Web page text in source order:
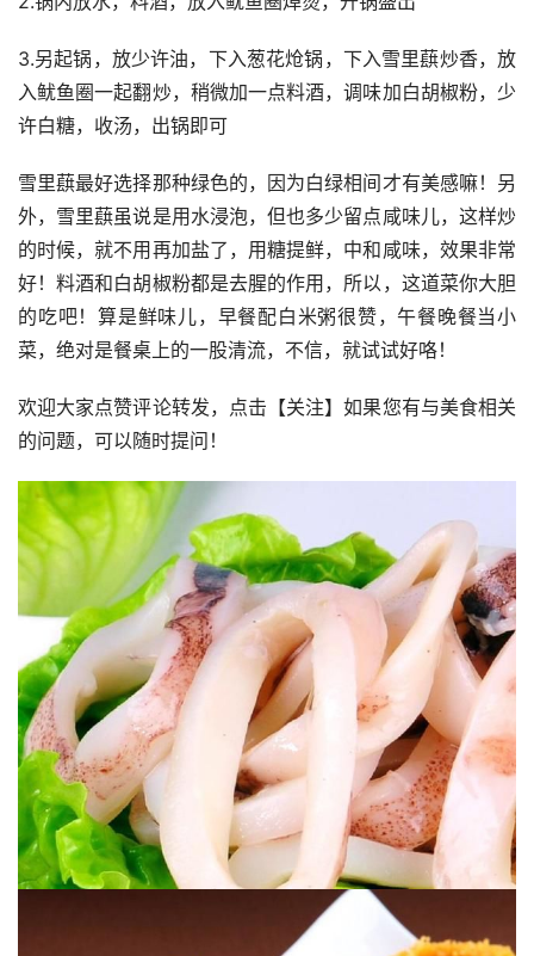
3.另起锅，放少许油，下入葱花炝锅，下入雪里蕻炒香，放
入鱿鱼圈一起翻炒，稍微加一点料酒，调味加白胡椒粉，少
许白糖，收汤，出锅即可
雪里蕻最好选择那种绿色的，因为白绿相间才有美感嘛！另
外，雪里蕻虽说是用水浸泡，但也多少留点咸味儿，这样炒
的时候，就不用再加盐了，用糖提鲜，中和咸味，效果非常
好！料酒和白胡椒粉都是去腥的作用，所以，这道菜你大胆
的吃吧！算是鲜味儿，早餐配白米粥很赞，午餐晚餐当小
菜，绝对是餐桌上的一股清流，不信，就试试好咯！
欢迎大家点赞评论转发，点击【关注】如果您有与美食相关
的问题，可以随时提问！